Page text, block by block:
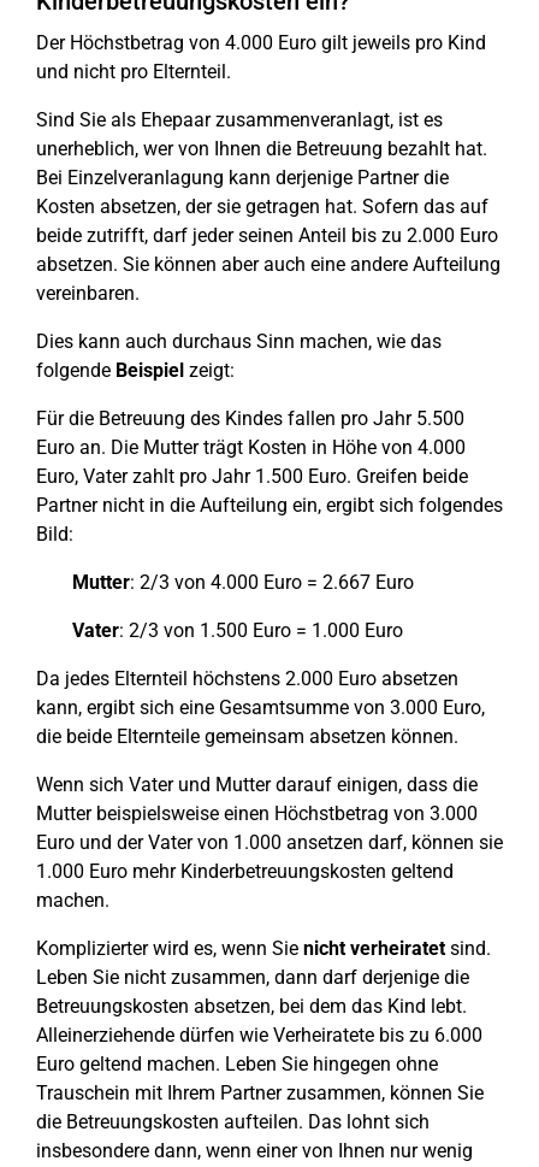
Der Höchstbetrag von 4.000 Euro gilt jeweils pro Kind
und nicht pro Elternteil.
Sind Sie als Ehepaar zusammenveranlagt, ist es
unerheblich, wer von Ihnen die Betreuung bezahlt hat.
Bei Einzelveranlagung kann derjenige Partner die
Kosten absetzen, der sie getragen hat. Sofern das auf
beide zutrifft, darf jeder seinen Anteil bis zu 2.000 Euro
absetzen. Sie können aber auch eine andere Aufteilung
vereinbaren.
Dies kann auch durchaus Sinn machen, wie das
folgende Beispiel zeigt:
Für die Betreuung des Kindes fallen pro Jahr 5.500
Euro an. Die Mutter trägt Kosten in Höhe von 4.000
Euro, Vater zahlt pro Jahr 1.500 Euro. Greifen beide
Partner nicht in die Aufteilung ein, ergibt sich folgendes
Bild:
Mutter: 2/3 von 4.000 Euro = 2.667 Euro
Vater: 2/3 von 1.500 Euro = 1.000 Euro
Da jedes Elternteil höchstens 2.000 Euro absetzen
kann, ergibt sich eine Gesamtsumme von 3.000 Euro,
die beide Elternteile gemeinsam absetzen können.
Wenn sich Vater und Mutter darauf einigen, dass die
Mutter beispielsweise einen Höchstbetrag von 3.000
Euro und der Vater von 1.000 ansetzen darf, können sie
1.000 Euro mehr Kinderbetreuungskosten geltend
machen.
Komplizierter wird es, wenn Sie nicht verheiratetsind.
Leben Sie nicht zusammen, dann darf derjenige die
Betreuungskosten absetzen, bei dem das Kind lebt.
Alleinerziehende dürfen wie Verheiratete bis zu 6.000
Euro geltend machen. Leben Sie hingegen ohne
Trauschein mit Ihrem Partner zusammen, können Sie
die Betreuungskosten aufteilen. Das lohnt sich
insbesondere dann, wenn einer von Ihnen nur wenig